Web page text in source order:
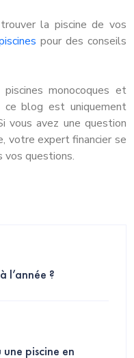
la piscine de vos
pour des conseils
monocoques et
ce blog est uniquement
vous avez une question
votre expert financier se
vos questions.
l’année ?
piscine en